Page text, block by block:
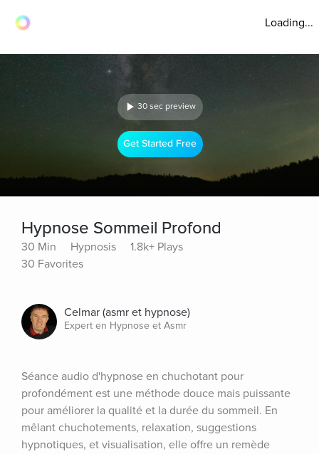
Loading...
30 sec preview
Get Started Free
Hypnose Sommeil Profond
30 Min Hypnosis
1.8k+ Plays
30 Favorites
Celmar (asmr et hypnose)
Expert en Hypnose et Asmr
Séance audio d'hypnose en chuchotant pour
profondément est une méthode douce mais puissante
pour améliorer la qualité et la durée du sommeil. En
mêlant chuchotements, relaxation, suggestions
hypnotiques, et visualisation, elle offre un remède